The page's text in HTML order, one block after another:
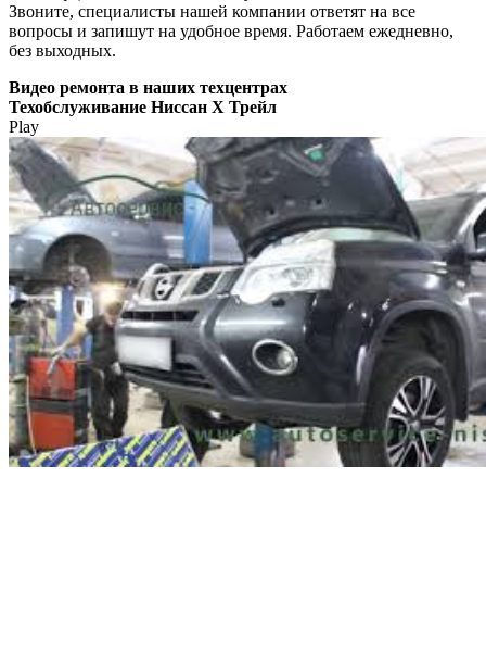
Звоните, специалисты нашей компании ответят на все
вопросы и запишут на удобное время. Работаем ежедневно,
без выходных.
Видео ремонта в наших техцентрах
Техобслуживание Ниссан Х Трейл
Play